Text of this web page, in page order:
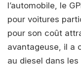
l’automobile, le
pour voitures
pour son coût
avantageuse, il a
au diesel dans